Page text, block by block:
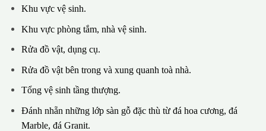
Khu vực vệ sinh.
Khu vực phòng tắm, nhà vệ sinh.
Rửa đồ vật, dụng cụ.
Rửa đồ vật bên trong và xung quanh toà nhà.
Tổng vệ sinh tầng thượng.
Đánh nhẵn những lớp sàn gỗ đặc thù từ đá hoa cương, đá
Marble, đá Granit.